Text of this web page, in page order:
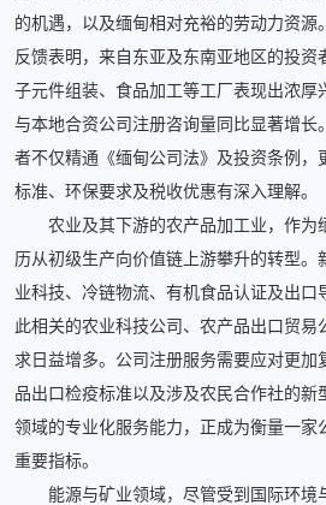
的机遇，以及缅甸相对充裕的劳动力资源
反馈表明，来自东亚及东南亚地区的投资
子元件组装、食品加工等工厂表现出浓厚
与本地合资公司注册咨询量同比显著增长
者不仅精通《缅甸公司法》及投资条例，
标准、环保要求及税收优惠有深入理解。
农业及其下游的农产品加工业，作为
历从初级生产向价值链上游攀升的转型。
业科技、冷链物流、有机食品认证及出口
此相关的农业科技公司、农产品出口贸易
求日益增多。公司注册服务需要应对更加
品出口检疫标准以及涉及农民合作社的新
领域的专业化服务能力，正成为衡量一家
重要指标。
能源与矿业领域，尽管受到国际环境